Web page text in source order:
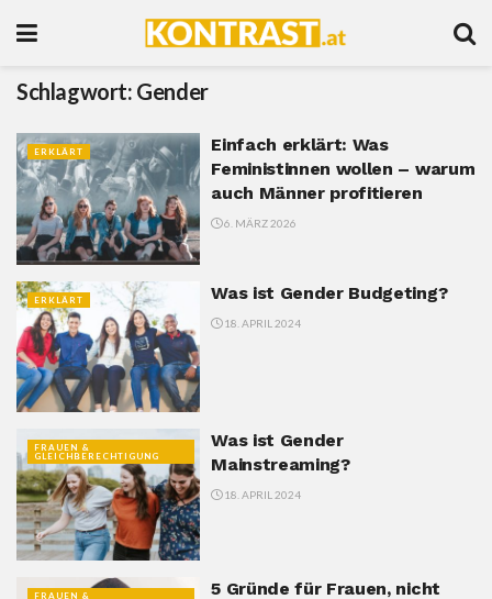
Schlagwort: Gender
ERKLÄRT
Einfach erklärt: Was
Feministinnen wollen – warum
auch Männer profitieren
6. MÄRZ 2026
ERKLÄRT Was ist Gender Budgeting?
18. APRIL 2024
FRAUEN &
GLEICHBERECHTIGUNG
Was ist Gender
Mainstreaming?
18. APRIL 2024
FRAUEN &
5 Gründe für Frauen, nicht